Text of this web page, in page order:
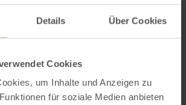
Details Über Cookies
Cookies
um Inhalte und Anzeigen zu
für soziale Medien anbieten
mehr
zu: